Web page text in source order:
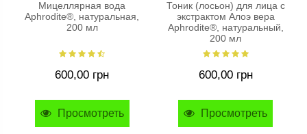
Мицеллярная вода
Aphrodite®, натуральная,
200 мл
600,00 грн
Просмотреть
Тоник (лосьон) для лица с
экстрактом Алоэ вера
Aphrodite®, натуральный,
200 мл
600,00 грн
Просмотреть